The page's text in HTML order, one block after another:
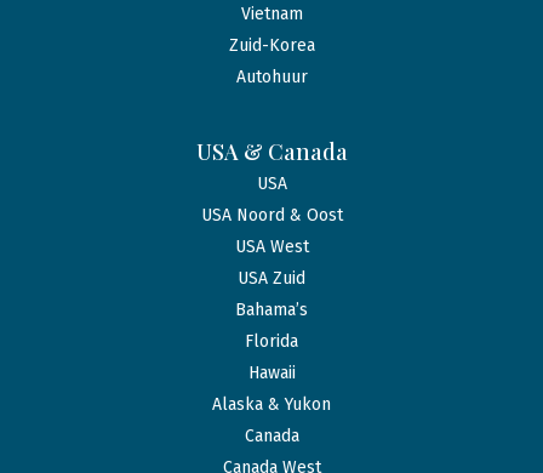
Vietnam
Zuid-Korea
Autohuur
USA & Canada
USA
USA Noord & Oost
USA West
USA Zuid
Bahama’s
Florida
Hawaii
Alaska & Yukon
Canada
Canada West